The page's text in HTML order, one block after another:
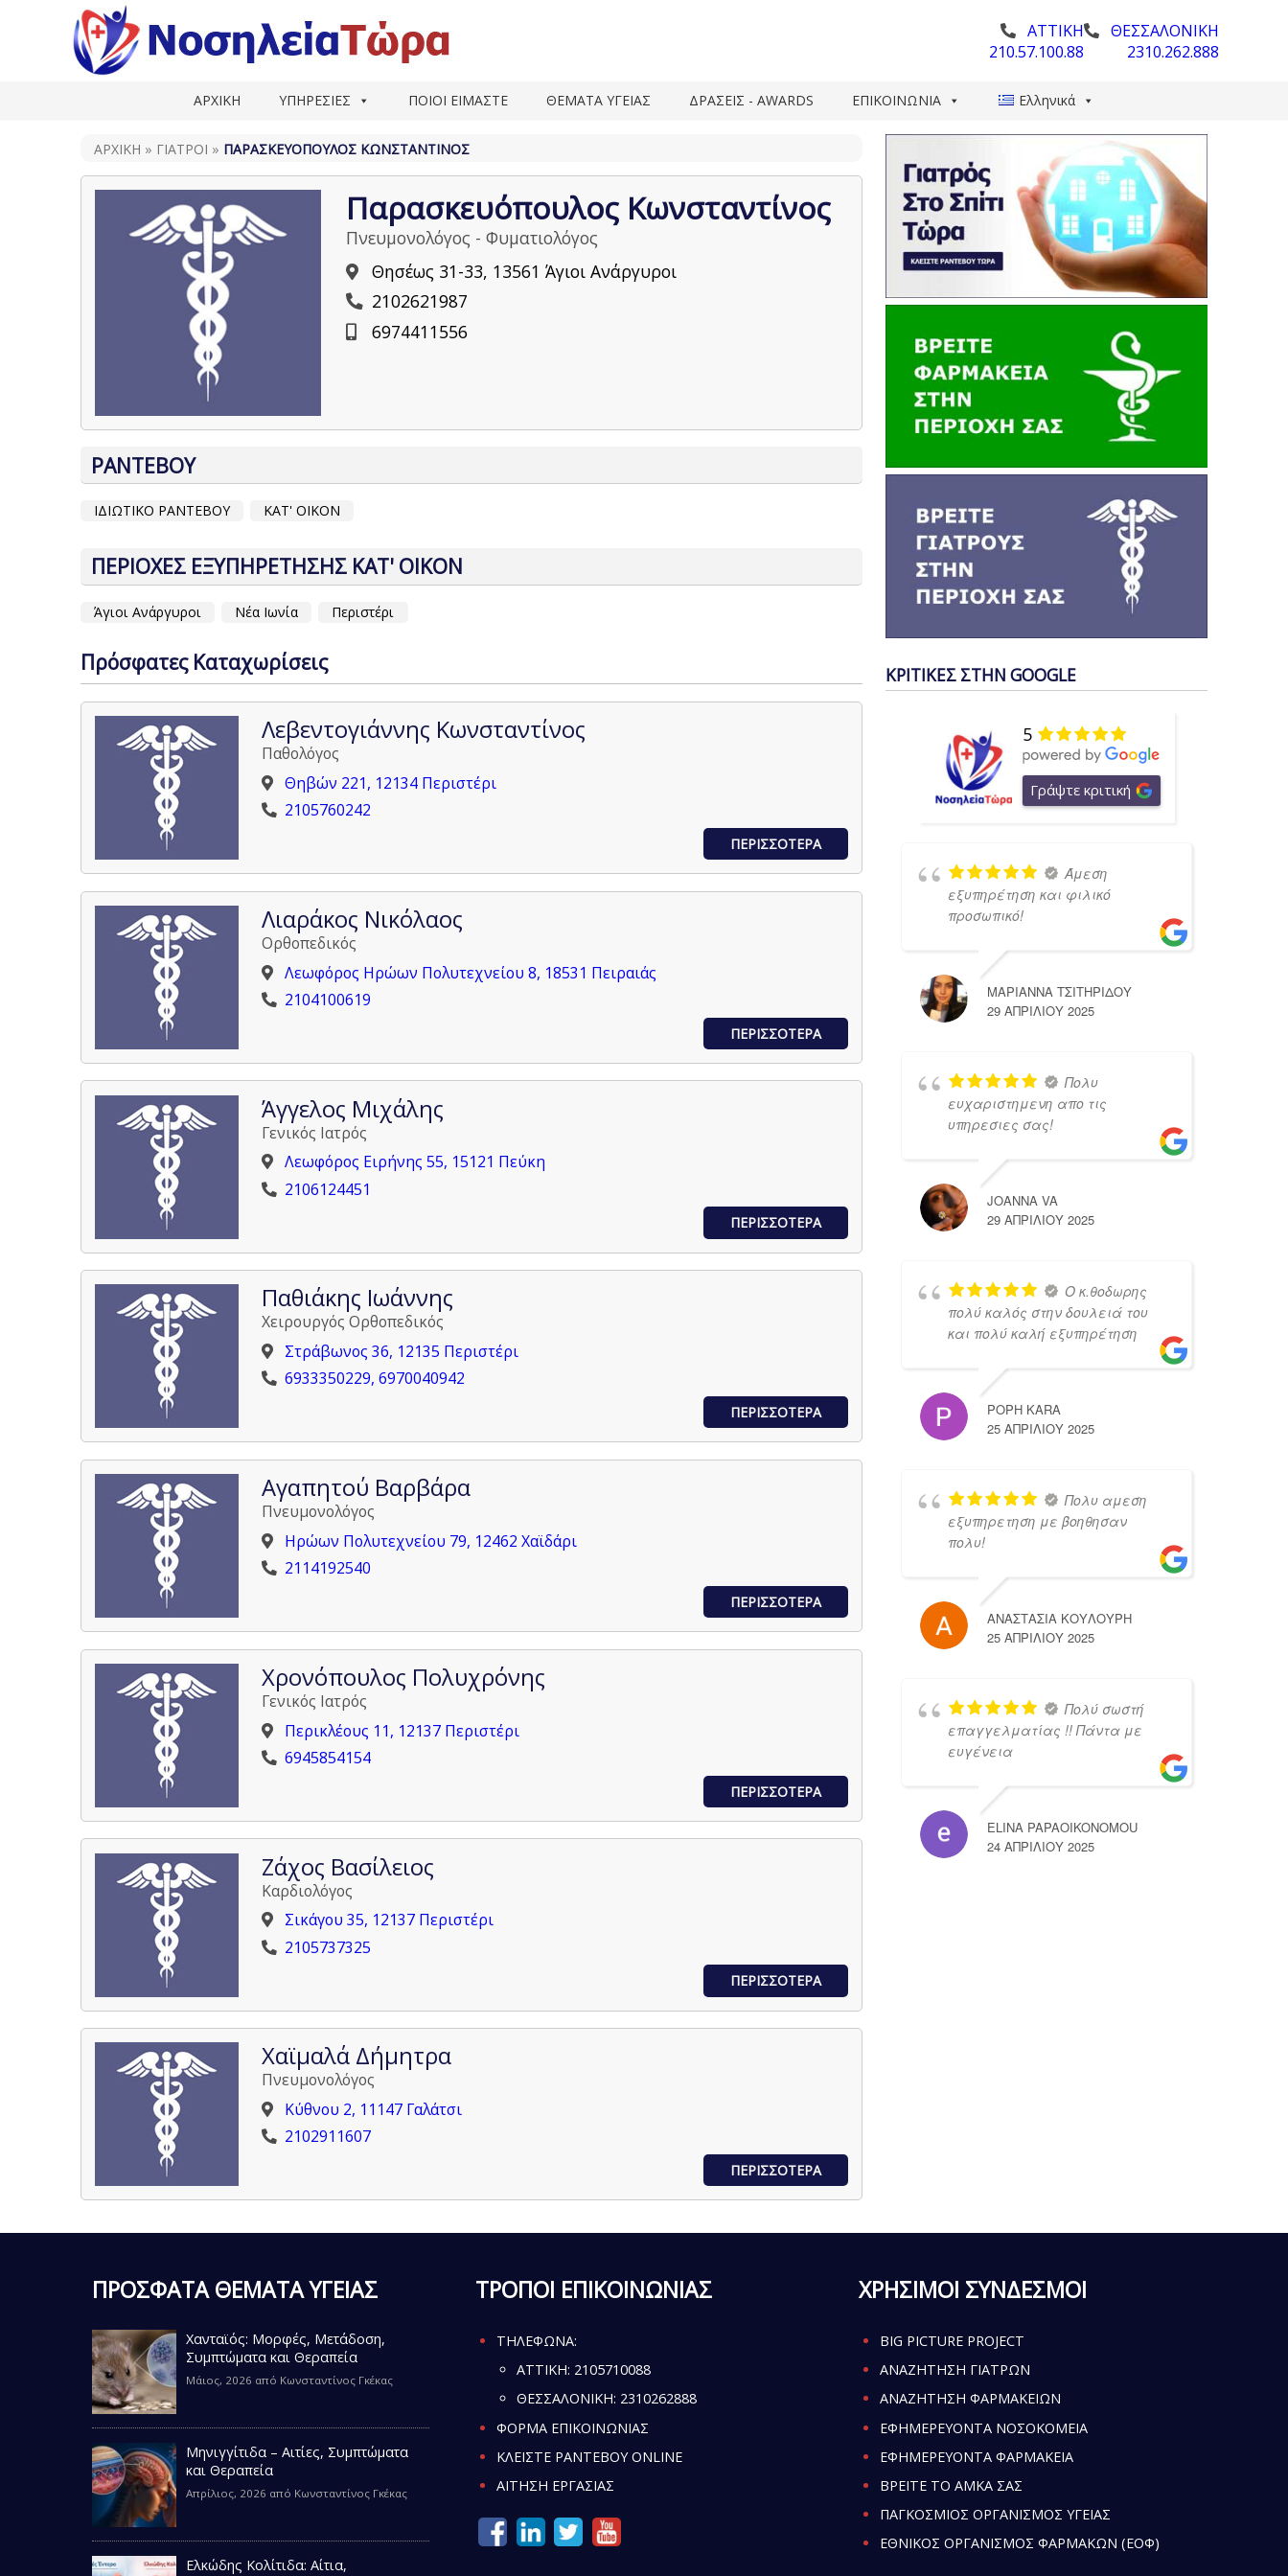
ΑΤΤΙΚΗ
210.57.100.88
ΘΕΣΣΑΛΟΝΙΚΗ
2310.262.888
ΑΡΧΙΚΗ ΥΠΗΡΕΣΙΕΣ ΠΟΙΟΙ ΕΙΜΑΣΤΕ ΘΕΜΑΤΑ ΥΓΕΙΑΣ ΔΡΑΣΕΙΣ - AWARDS ΕΠΙΚΟΙΝΩΝΙΑ Ελληνικά
ΑΡΧΙΚΗ » ΓΙΑΤΡΟΊ » ΠΑΡΑΣΚΕΥΌΠΟΥΛΟΣ ΚΩΝΣΤΑΝΤΊΝΟΣ
Παρασκευόπουλος Κωνσταντίνος
Πνευμονολόγος - Φυματιολόγος
Θησέως 31-33, 13561 Άγιοι Ανάργυροι
2102621987
6974411556
ΡΑΝΤΕΒΟΥ
ΙΔΙΩΤΙΚΟ ΡΑΝΤΕΒΟΥ ΚΑΤ' ΟΙΚΟΝ
ΠΕΡΙΟΧΕΣ ΕΞΥΠΗΡΕΤΗΣΗΣ ΚΑΤ' ΟΙΚΟΝ
Άγιοι Ανάργυροι Νέα Ιωνία Περιστέρι
Πρόσφατες Καταχωρίσεις
Λεβεντογιάννης Κωνσταντίνος
Παθολόγος
Θηβών 221, 12134 Περιστέρι
2105760242
ΠΕΡΙΣΣΟΤΕΡΑ
Λιαράκος Νικόλαος
Ορθοπεδικός
Λεωφόρος Ηρώων Πολυτεχνείου 8, 18531 Πειραιάς
2104100619
ΠΕΡΙΣΣΟΤΕΡΑ
Άγγελος Μιχάλης
Γενικός Ιατρός
Λεωφόρος Ειρήνης 55, 15121 Πεύκη
2106124451
ΠΕΡΙΣΣΟΤΕΡΑ
Παθιάκης Ιωάννης
Χειρουργός Ορθοπεδικός
Στράβωνος 36, 12135 Περιστέρι
6933350229, 6970040942
ΠΕΡΙΣΣΟΤΕΡΑ
Αγαπητού Βαρβάρα
Πνευμονολόγος
Ηρώων Πολυτεχνείου 79, 12462 Χαϊδάρι
2114192540
ΠΕΡΙΣΣΟΤΕΡΑ
Χρονόπουλος Πολυχρόνης
Γενικός Ιατρός
Περικλέους 11, 12137 Περιστέρι
6945854154
ΠΕΡΙΣΣΟΤΕΡΑ
Ζάχος Βασίλειος
Καρδιολόγος
Σικάγου 35, 12137 Περιστέρι
2105737325
ΠΕΡΙΣΣΟΤΕΡΑ
Χαϊμαλά Δήμητρα
Πνευμονολόγος
Κύθνου 2, 11147 Γαλάτσι
2102911607
ΠΕΡΙΣΣΟΤΕΡΑ
ΚΡΙΤΙΚΕΣ ΣΤΗΝ GOOGLE
5
Γράψτε κριτική
Άμεση
εξυπηρέτηση και φιλικό
προσωπικό!
ΜΑΡΙΑΝΝΑ ΤΣΙΤΗΡΙΔΟΥ
29 ΑΠΡΙΛΊΟΥ 2025
Πολυ
ευχαριστημενη απο τις
υπηρεσιες σας!
JOANNA VA
29 ΑΠΡΙΛΊΟΥ 2025
Ο κ.θοδωρης
πολύ καλός στην δουλειά του
και πολύ καλή εξυπηρέτηση
POPH KARA
25 ΑΠΡΙΛΊΟΥ 2025
Πολυ αμεση
εξυπηρετηση με βοηθησαν
πολυ!
ΑΝΑΣΤΑΣΙΑ ΚΟΥΛΟΥΡΗ
25 ΑΠΡΙΛΊΟΥ 2025
Πολύ σωστή
επαγγελματίας !! Πάντα με
ευγένεια
ELINA PAPAOIKONOMOU
24 ΑΠΡΙΛΊΟΥ 2025
ΠΡΟΣΦΑΤΑ ΘΕΜΑΤΑ ΥΓΕΙΑΣ
Χανταϊός: Μορφές, Μετάδοση,
Συμπτώματα και Θεραπεία
Μάιος, 2026 από Κωνσταντίνος Γκέκας
Μηνιγγίτιδα – Αιτίες, Συμπτώματα
και Θεραπεία
Απρίλιος, 2026 από Κωνσταντίνος Γκέκας
Ελκώδης Κολίτιδα: Αίτια,
ΤΡΟΠΟΙ ΕΠΙΚΟΙΝΩΝΙΑΣ
ΤΗΛΕΦΩΝΑ:
ATTIKH: 2105710088
ΘΕΣΣΑΛΟΝΙΚΗ: 2310262888
ΦΟΡΜΑ ΕΠΙΚΟΙΝΩΝΙΑΣ
ΚΛΕΙΣΤΕ ΡΑΝΤΕΒΟΥ ONLINE
ΑΙΤΗΣΗ ΕΡΓΑΣΙΑΣ
ΧΡΗΣΙΜΟΙ ΣΥΝΔΕΣΜΟΙ
BIG PICTURE PROJECT
ΑΝΑΖΗΤΗΣΗ ΓΙΑΤΡΩΝ
ΑΝΑΖΗΤΗΣΗ ΦΑΡΜΑΚΕΙΩΝ
ΕΦΗΜΕΡΕΥΟΝΤΑ ΝΟΣΟΚΟΜΕΙΑ
ΕΦΗΜΕΡΕΥΟΝΤΑ ΦΑΡΜΑΚΕΙΑ
ΒΡΕΙΤΕ ΤΟ ΑΜΚΑ ΣΑΣ
ΠΑΓΚΟΣΜΙΟΣ ΟΡΓΑΝΙΣΜΟΣ ΥΓΕΙΑΣ
ΕΘΝΙΚΟΣ ΟΡΓΑΝΙΣΜΟΣ ΦΑΡΜΑΚΩΝ (ΕΟΦ)